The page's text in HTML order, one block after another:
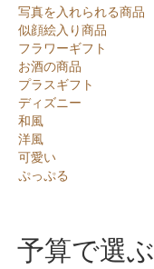
写真を入れられる商品
似顔絵入り商品
フラワーギフト
お酒の商品
プラスギフト
ディズニー
和風
洋風
可愛い
ぷっぷる
予算で選ぶ